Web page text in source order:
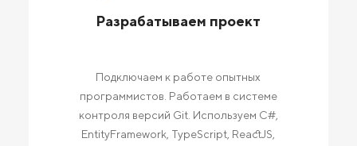
Разрабатываем проект
Подключаем к работе опытных
программистов. Работаем в системе
контроля версий Git. Используем C#,
EntityFramework, TypeScript, ReactJS,